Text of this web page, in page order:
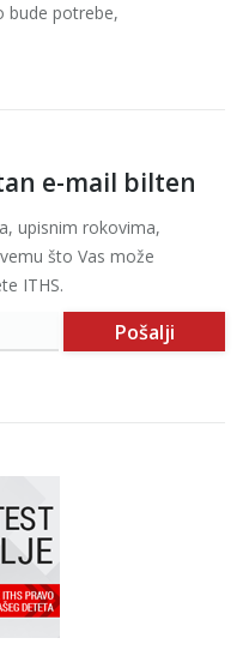
bude potrebe,
e-mail bilten
upisnim rokovima,
što Vas može
ITHS.